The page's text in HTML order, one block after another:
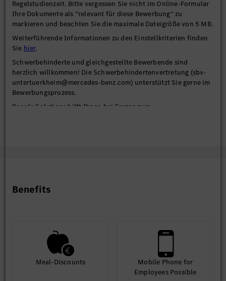
Regelstudienzeit. Bitte vergessen Sie nicht im Online-Formular
Ihre Dokumente als "relevant für diese Bewerbung" zu
markieren und beachten Sie die maximale Dateigröße von 5 MB.
Weiterführende Informationen zu den Einstellkriterien finden
Sie hier.
Schwerbehinderte und gleichgestellte Bewerbende sind
herzlich willkommen! Die Schwerbehindertenvertretung (sbv-
untertuerkheim@mercedes-benz.com) unterstützt Sie gerne im
Bewerbungsprozess.
People Solutions hilft Ihnen bei Fragen zum
Benefits
Meal-Discounts
Mobile Phone for
Employees Possible